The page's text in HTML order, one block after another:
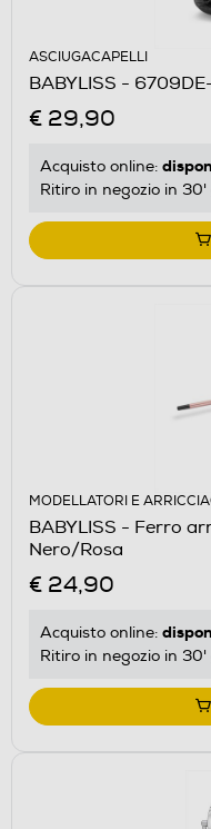
ASCIUGACAPELLI
BABYLISS -
€ 29,90
Acquisto online:
Ritiro in negozio in
MODELLATORI E
BABYLISS - Ferro
Nero/Rosa
€ 24,90
Acquisto online:
Ritiro in negozio in